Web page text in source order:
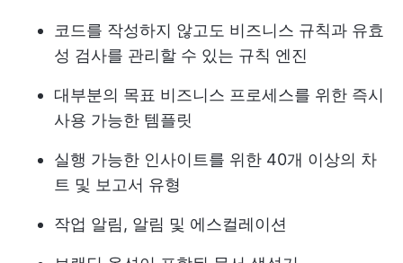
코드를 작성하지 않고도 비즈니스 규칙과 유효
성 검사를 관리할 수 있는 규칙 엔진
대부분의 목표 비즈니스 프로세스를 위한 즉시
사용 가능한 템플릿
실행 가능한 인사이트를 위한 40개 이상의 차
트 및 보고서 유형
작업 알림, 알림 및 에스컬레이션